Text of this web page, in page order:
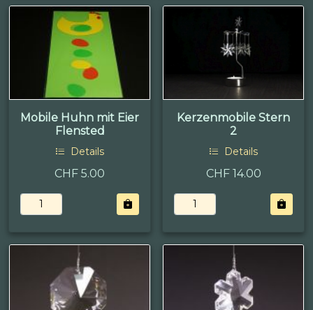
Mobile Huhn mit Eier
Flensted
Details
CHF 5.00
Kerzenmobile Stern
2
Details
CHF 14.00